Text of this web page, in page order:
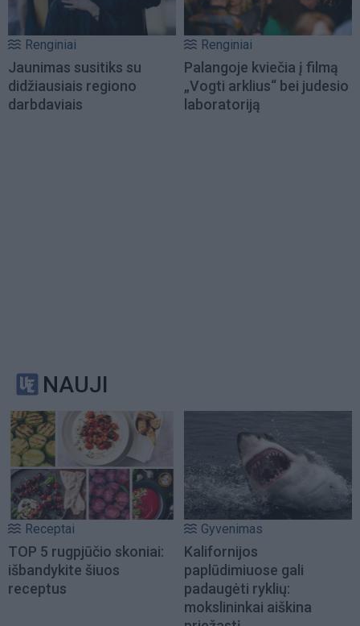
Renginiai
Jaunimas susitiks su
didžiausiais regiono
darbdaviais
Renginiai
Palangoje kviečia į filmą
„Vogti arklius“ bei judesio
laboratoriją
NAUJI
Receptai
TOP 5 rugpjūčio skoniai:
išbandykite šiuos
receptus
Gyvenimas
Kalifornijos
paplūdimiuose gali
padaugėti ryklių:
mokslininkai aiškina